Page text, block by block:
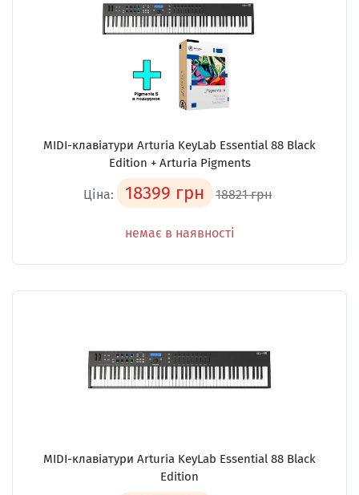
MIDI-клавіатури Arturia KeyLab Essential 88 Black
Edition + Arturia Pigments
Ціна: 18399 грн 18821 грн
немає в наявності
MIDI-клавіатури Arturia KeyLab Essential 88 Black
Edition